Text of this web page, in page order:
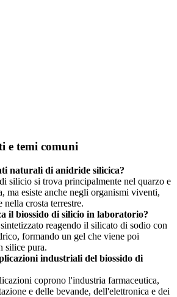
e temi comuni
naturali di anidride silicica?
silicio si trova principalmente nel quarzo e
ma esiste anche negli organismi viventi,
nella crosta terrestre.
il biossido di silicio in laboratorio?
sintetizzato reagendo il silicato di sodio con
formando un gel che viene poi
silice pura.
industriali del biossido di
coprono l'industria farmaceutica,
e delle bevande, dell'elettronica e dei